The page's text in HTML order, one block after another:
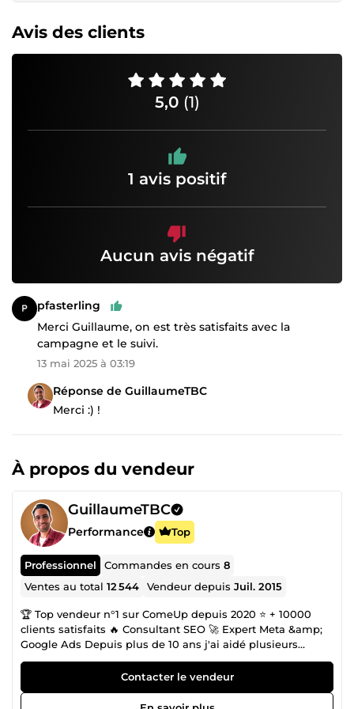
Avis des clients
5,0 (1)
1 avis positif
Aucun avis négatif
pfasterling
Merci Guillaume, on est très satisfaits avec la
campagne et le suivi.
13 mai 2025 à 03:19
Réponse de GuillaumeTBC
Merci :) !
À propos du vendeur
GuillaumeTBC
Performance Top
Professionnel Commandes en cours8
Ventes au total12 544 Vendeur depuisJuil. 2015
🏆 Top vendeur n°1 sur ComeUp depuis 2020 ⭐ + 10000
clients satisfaits 🔥 Consultant SEO 🚀 Expert Meta &amp;
Google Ads Depuis plus de 10 ans j'ai aidé plusieurs
centaines de marques à générer du trafic grâce au SEO. De
l'audit à l'optimisation technique en passant par la
rédaction de contenu et la création de backlinks. Expert
SEO reconnu en France je suis auteur de la formation la
Contacter le vendeur